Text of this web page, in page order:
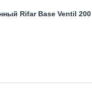
Rifar Base Ventil